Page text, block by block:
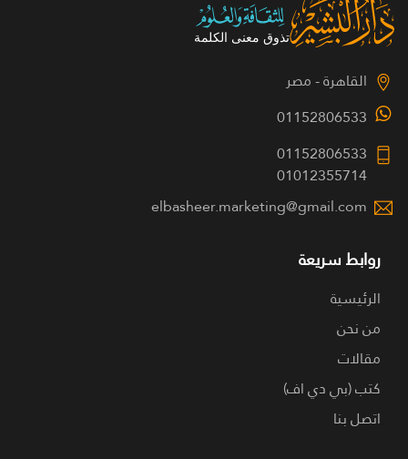
القاهرة - مصر
01152806533
01152806533
01012355714
elbasheer.marketing@gmail.com
روابط سريعة
الرئيسية
من نحن
مقالات
كتب (بي دي اف)
اتصل بنا